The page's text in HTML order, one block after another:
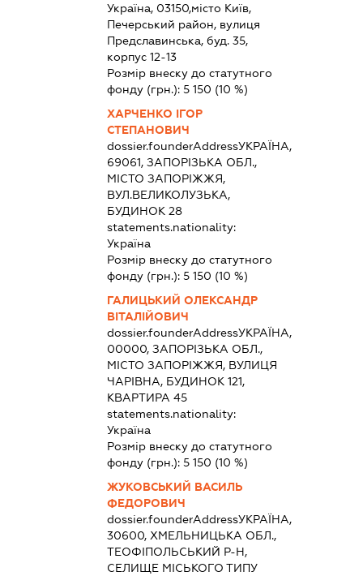
Україна, 03150,місто Київ,
Печерський район, вулиця
Предславинська, буд. 35,
корпус 12-13
Розмір внеску до статутного
фонду (грн.):5 150 (10 %)
ХАРЧЕНКО ІГОР
СТЕПАНОВИЧ
dossier.founderAddressУКРАЇНА,
69061, ЗАПОРІЗЬКА ОБЛ.,
МІСТО ЗАПОРІЖЖЯ,
ВУЛ.ВЕЛИКОЛУЗЬКА,
БУДИНОК 28
statements.nationality:
Україна
Розмір внеску до статутного
фонду (грн.):5 150 (10 %)
ГАЛИЦЬКИЙ ОЛЕКСАНДР
ВІТАЛІЙОВИЧ
dossier.founderAddressУКРАЇНА,
00000, ЗАПОРІЗЬКА ОБЛ.,
МІСТО ЗАПОРІЖЖЯ, ВУЛИЦЯ
ЧАРІВНА, БУДИНОК 121,
КВАРТИРА 45
statements.nationality:
Україна
Розмір внеску до статутного
фонду (грн.):5 150 (10 %)
ЖУКОВСЬКИЙ ВАСИЛЬ
ФЕДОРОВИЧ
dossier.founderAddressУКРАЇНА,
30600, ХМЕЛЬНИЦЬКА ОБЛ.,
ТЕОФІПОЛЬСЬКИЙ Р-Н,
СЕЛИЩЕ МІСЬКОГО ТИПУ